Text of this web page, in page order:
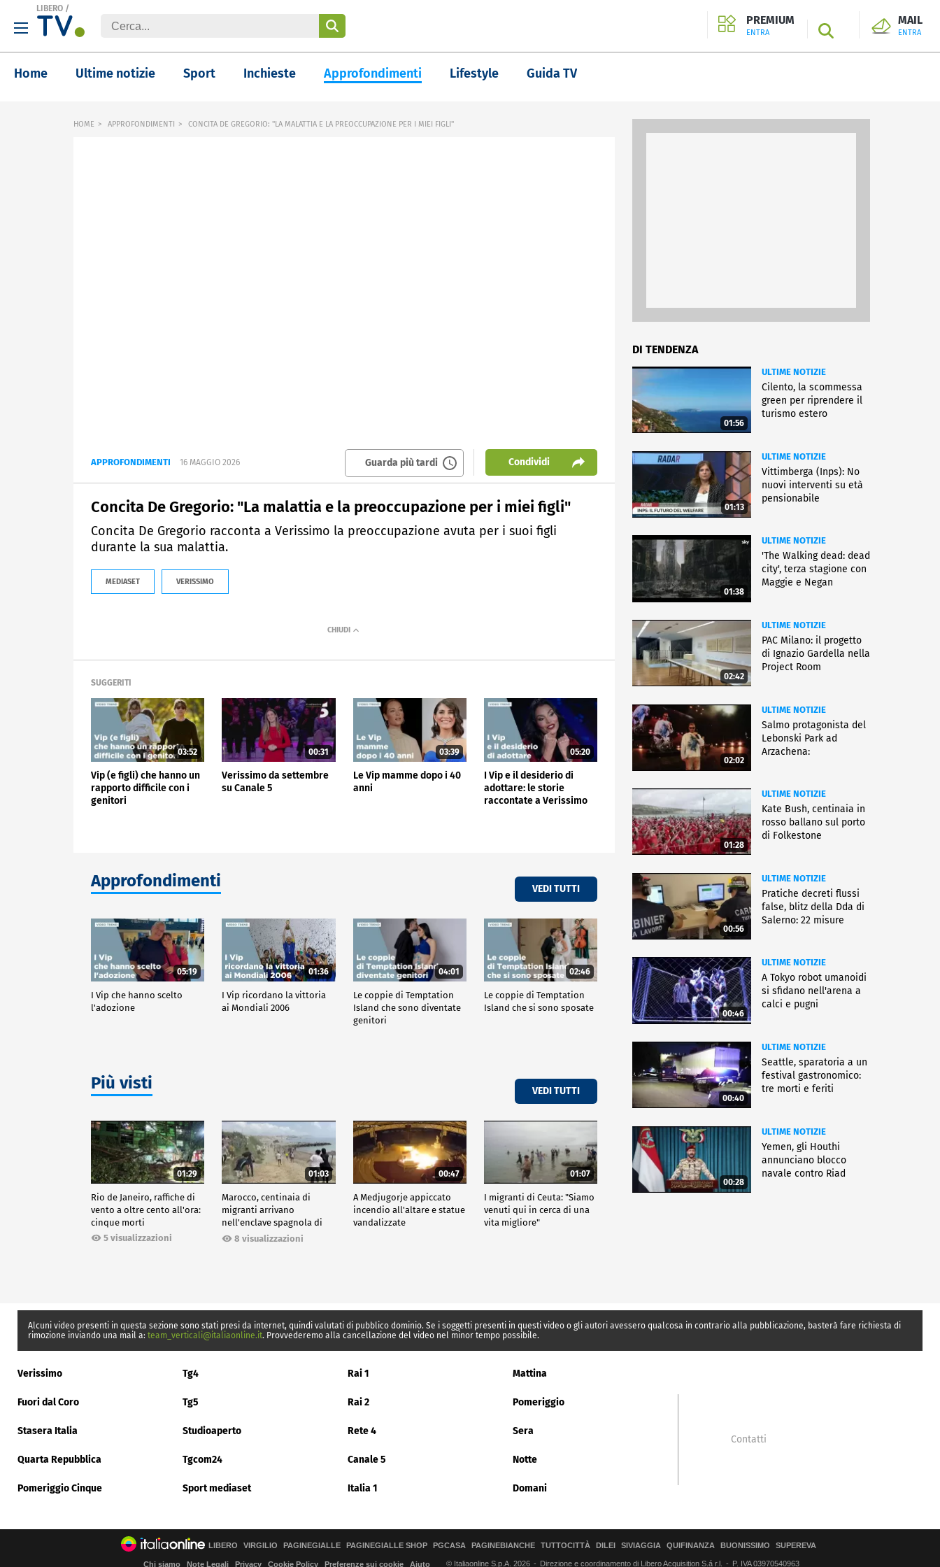
LIBERO /
PREMIUM
ENTRA SEARCH
MAIL
ENTRA
Home Ultime notizie Sport Inchieste Approfondimenti Lifestyle Guida TV
HOME APPROFONDIMENTI CONCITA DE GREGORIO: "LA MALATTIA E LA PREOCCUPAZIONE PER I MIEI FIGLI"
APPROFONDIMENTI 16 MAGGIO 2026 Guarda più tardi Condividi
Concita De Gregorio: "La malattia e la preoccupazione per i miei figli"
Concita De Gregorio racconta a Verissimo la preoccupazione avuta per i suoi figli
durante la sua malattia.
MEDIASET VERISSIMO
SUGGERITI
03:52
Vip (e figli) che hanno un
rapporto difficile con i
genitori
00:31
Verissimo da settembre
su Canale 5
03:39
Le Vip mamme dopo i 40
anni
05:20
I Vip e il desiderio di
adottare: le storie
raccontate a Verissimo
Approfondimenti VEDI TUTTI
05:19
I Vip che hanno scelto
l'adozione
01:36
I Vip ricordano la vittoria
ai Mondiali 2006
04:01
Le coppie di Temptation
Island che sono diventate
genitori
02:46
Le coppie di Temptation
Island che si sono sposate
Più visti VEDI TUTTI
01:29
Rio de Janeiro, raffiche di
vento a oltre cento all'ora:
cinque morti
5 visualizzazioni
01:03
Marocco, centinaia di
migranti arrivano
nell'enclave spagnola di
Ceuta8 visualizzazioni
00:47
A Medjugorje appiccato
incendio all'altare e statue
vandalizzate
01:07
I migranti di Ceuta: "Siamo
venuti qui in cerca di una
vita migliore"
DI TENDENZA
01:56
ULTIME NOTIZIE
Cilento, la scommessa
green per riprendere il
turismo estero
01:13
ULTIME NOTIZIE
Vittimberga (Inps): No
nuovi interventi su età
pensionabile
01:38
ULTIME NOTIZIE
'The Walking dead: dead
city', terza stagione con
Maggie e Negan
02:42
ULTIME NOTIZIE
PAC Milano: il progetto
di Ignazio Gardella nella
Project Room
02:02
ULTIME NOTIZIE
Salmo protagonista del
Lebonski Park ad
Arzachena:
01:28
ULTIME NOTIZIE
Kate Bush, centinaia in
rosso ballano sul porto
di Folkestone
00:56
ULTIME NOTIZIE
Pratiche decreti flussi
false, blitz della Dda di
Salerno: 22 misure
00:46
ULTIME NOTIZIE
A Tokyo robot umanoidi
si sfidano nell'arena a
calci e pugni
00:40
ULTIME NOTIZIE
Seattle, sparatoria a un
festival gastronomico:
tre morti e feriti
00:28
ULTIME NOTIZIE
Yemen, gli Houthi
annunciano blocco
navale contro Riad
Alcuni video presenti in questa sezione sono stati presi da internet, quindi valutati di pubblico dominio. Se i soggetti presenti in questi video o gli autori avessero qualcosa in contrario alla pubblicazione, basterà fare richiesta di
rimozione inviando una mail a: team_verticali@italiaonline.it. Provvederemo alla cancellazione del video nel minor tempo possibile.
Verissimo Tg4 Rai 1 Mattina
Fuori dal Coro Tg5 Rai 2 Pomeriggio
Stasera Italia Studioaperto Rete 4 Sera
Quarta Repubblica Tgcom24 Canale 5 Notte
Pomeriggio Cinque Sport mediaset Italia 1 Domani
Contatti
LIBERO VIRGILIO PAGINEGIALLE PAGINEGIALLE SHOP PGCASA PAGINEBIANCHE TUTTOCITTÀ DILEI SIVIAGGIA QUIFINANZA BUONISSIMO SUPEREVA
Chi siamo Note Legali Privacy Cookie Policy Preferenze sui cookie Aiuto © Italiaonline S.p.A. 2026 Direzione e coordinamento di Libero Acquisition S.á r.l. P. IVA 03970540963